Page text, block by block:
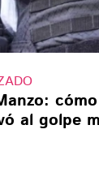
al golpe